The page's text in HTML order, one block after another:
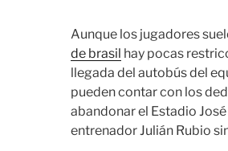
Aunque los jugadores
de brasil hay pocas
llegada del autobús del
pueden contar con los
abandonar el Estadio
entrenador Julián Rubio